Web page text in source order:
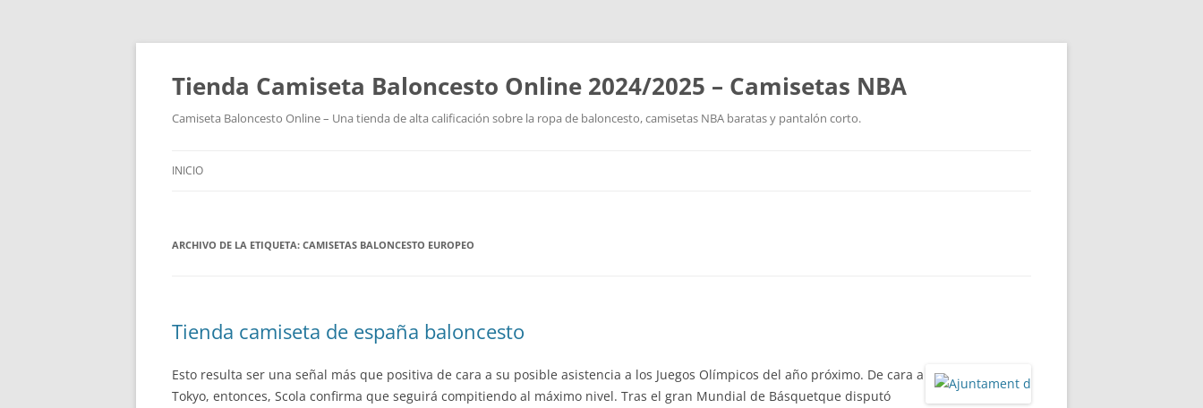
Tienda Camiseta Baloncesto Online 2024/2025 – Camisetas NBA
Camiseta Baloncesto Online – Una tienda de alta calificación sobre la ropa de baloncesto, camisetas NBA baratas y pantalón corto.
INICIO
ARCHIVO DE LA ETIQUETA: CAMISETAS BALONCESTO EUROPEO
Tienda camiseta de españa baloncesto
Esto resulta ser una señal más que positiva de cara a su posible asistencia a los Juegos Olímpicos del año próximo. De cara a
Tokyo, entonces, Scola confirma que seguirá compitiendo al máximo nivel. Tras el gran Mundial de Básquetque disputó